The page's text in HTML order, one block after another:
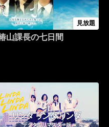
見放題
山課長の七日間